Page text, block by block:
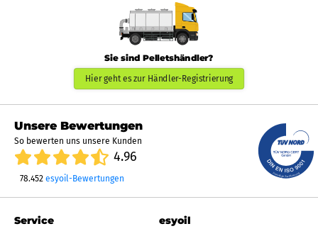
Sie sind Pelletshändler?
Hier geht es zur Händler-Registrierung
Unsere Bewertungen
So bewerten uns unsere Kunden
4.96
78.452 esyoil-Bewertungen
Service esyoil